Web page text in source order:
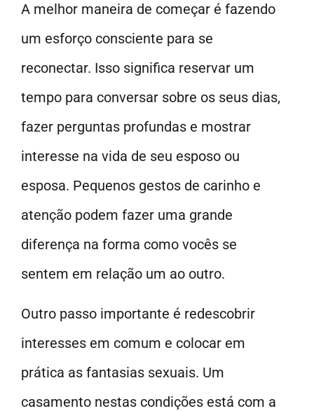
A melhor maneira de começar é fazendo
um esforço consciente para se
reconectar. Isso significa reservar um
tempo para conversar sobre os seus dias,
fazer perguntas profundas e mostrar
interesse na vida de seu esposo ou
esposa. Pequenos gestos de carinho e
atenção podem fazer uma grande
diferença na forma como vocês se
sentem em relação um ao outro.
Outro passo importante é redescobrir
interesses em comum e colocar em
prática as fantasias sexuais. Um
casamento nestas condições está com a